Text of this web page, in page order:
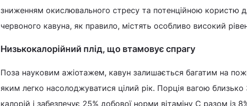
зниженням окислювального стресу та потенційною користю
червоного кавуна, як правило, містять особливо високий
Низькокалорійний плід, що втамовує спрагу
Поза науковим ажіотажем, кавун залишається багатим на
яким легко насолоджуватися цілий рік. Порція вагою
калорій і забезпечує 25% добової норми вітаміну C разом із